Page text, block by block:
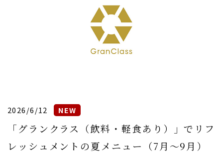
2026/6/12
「グランクラス（飲料・軽食あり）」でリフ
レッシュメントの夏メニュー（7月〜9月）